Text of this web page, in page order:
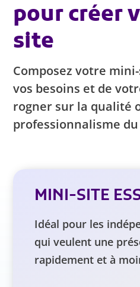
pour créer
site
Composez votre
vos besoins et de
rogner sur la qualité
professionnalisme
MINI-SITE
Idéal pour les
qui veulent une
rapidement et à